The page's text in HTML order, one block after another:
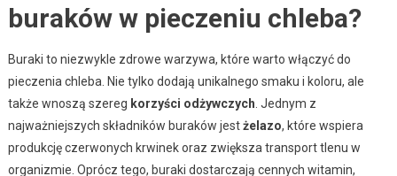
buraków w pieczeniu chleba?
Buraki to niezwykle zdrowe warzywa, które warto włączyć do
pieczenia chleba. Nie tylko dodają unikalnego smaku i koloru, ale
także wnoszą szereg korzyści odżywczych . Jednym z
najważniejszych składników buraków jestżelazo, które wspiera
produkcję czerwonych krwinek oraz zwiększa transport tlenu w
organizmie. Oprócz tego, buraki dostarczają cennych witamin,